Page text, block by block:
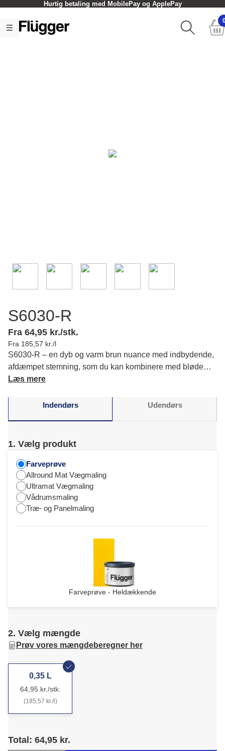
Hurtig betaling med MobilePay og ApplePay
S6030-R
Fra 64,95 kr./stk.
Fra 185,57 kr./l
S6030-R – en dyb og varm brun nuance med indbydende,
afdæmpet stemning, som du kan kombinere med bløde
offwhite toner og jordnære farvetoner. Læs mere om
Læs mere
Indendørs Udendørs
1. Vælg produkt
Farveprøve
Allround Mat Vægmaling
Ultramat Vægmaling
Vådrumsmaling
Træ- og Panelmaling
Farveprøve - Heldækkende
2. Vælg mængde
Prøv vores mængdeberegner her
0,35 L
64,95 kr./stk.
(185,57 kr./l)
Total: 64,95 kr.